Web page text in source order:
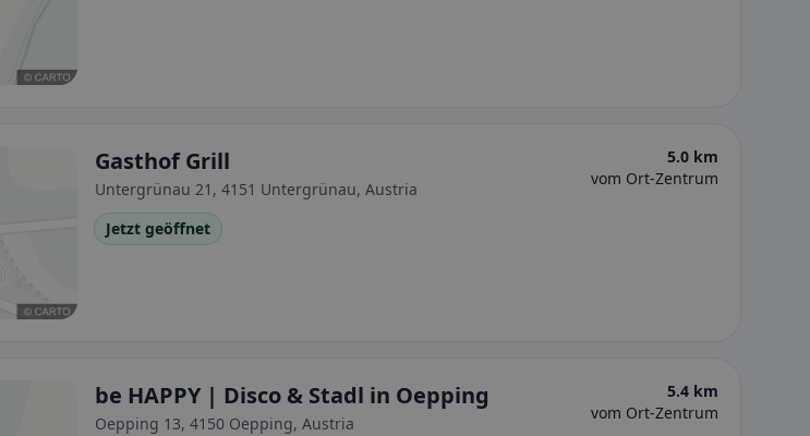
Gasthof Grill
Untergrünau 21, 4151 Untergrünau, Austria
5.0 km
vom Ort-Zentrum
Jetzt geöffnet
be HAPPY | Disco & Stadl in Oepping
Oepping 13, 4150 Oepping, Austria
5.4 km
vom Ort-Zentrum